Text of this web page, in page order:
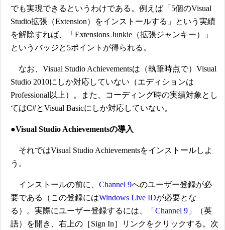
でも実現できるというわけである。例えば「5個のVisual
Studio拡張（Extension）をインストールする」という実績
を解除すれば、「Extensions Junkie（拡張ジャンキー）」
というバッジと5ポイントが得られる。
なお、Visual Studio Achievementsは（執筆時点で）Visual
Studio 2010にしか対応していない（エディションは
Professional以上）。また、コーディング時の実績対象とし
てはC#とVisual Basicにしか対応していない。
●Visual Studio Achievementsの導入
それではVisual Studio Achievementsをインストールしよ
う。
インストールの前に、 Channel 9へのユーザー登録が必
要である（この登録にはWindows Live IDが必要とな
る）。実際にユーザー登録するには、「 Channel 9 」（英
語）を開き、右上の［Sign In］リンクをクリックする。次